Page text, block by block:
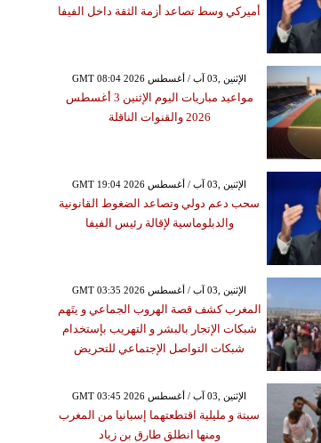
أميركي وسط تصاعد أزمة الثقة داخل الفيفا
GMT 08:04 2026 الإثنين ,03 آب / أغسطس
مواعيد مباريات اليوم الإثنين 3 أغسطس
2026 والقنوات الناقلة
GMT 19:04 2026 الإثنين ,03 آب / أغسطس
سحب دعم دولي وتصاعد الضغوط القانونية
والدبلوماسية لإقالة رئيس الفيفا
GMT 03:35 2026 الإثنين ,03 آب / أغسطس
المغرب كشف قصة الهروب الجماعي و يتَهم
شبكات الإتجار بالبشر و التهريب بإستخدام
شبكات التواصل الإجتماعي للتحريض
GMT 03:45 2026 الإثنين ,03 آب / أغسطس
سبتة و مليلية اقتطعتهما إسبانيا من المغرب
ومنها انطلق طارق بن زياد